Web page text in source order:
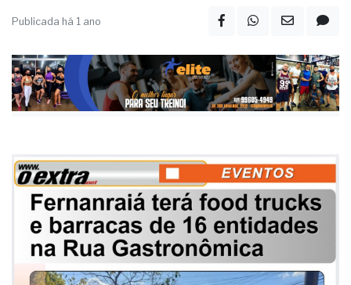
Variedade gastronômica e diversão garantida marcam
Publicada há 1 ano